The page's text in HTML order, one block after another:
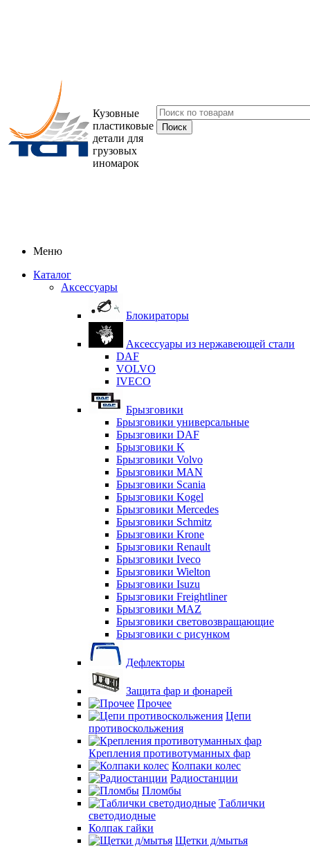
Кузовные
пластиковые
детали для
грузовых
иномарок
Меню
Каталог
Аксессуары
Блокираторы
Аксессуары из нержавеющей стали
DAF
VOLVO
IVECO
Брызговики
Брызговики универсальные
Брызговики DAF
Брызговики K
Брызговики Volvo
Брызговики MAN
Брызговики Scania
Брызговики Kogel
Брызговики Mercedes
Брызговики Schmitz
Брызговики Krone
Брызговики Renault
Брызговики Iveco
Брызговики Wielton
Брызговики Isuzu
Брызговики Freightliner
Брызговики MAZ
Брызговики световозвращающие
Брызговики с рисунком
Дефлекторы
Защита фар и фонарей
Прочее
Цепи
противоскольжения
Крепления противотуманных фар
Колпаки колес
Радиостанции
Пломбы
Таблички
светодиодные
Колпак гайки
Щетки д/мытья